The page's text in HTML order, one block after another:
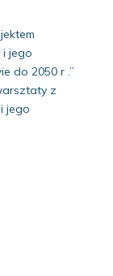
jego
do 2050 r .”
z
jego